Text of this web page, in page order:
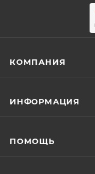
КОМПАНИЯ
ИНФОРМАЦИЯ
ПОМОЩЬ